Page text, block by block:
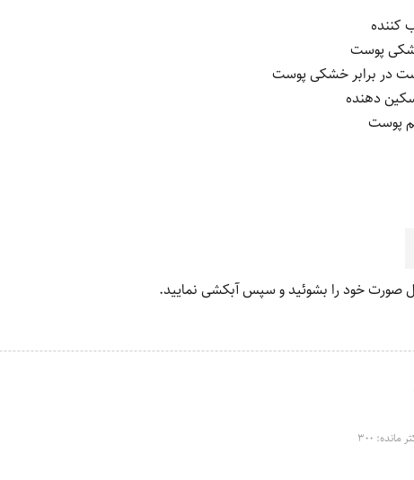
کننده
پوست
در برابر خشکی پوست
دهنده
پوست
صورت خود را بشوئید و سپس آبکشی نمایید.
مانده: 300